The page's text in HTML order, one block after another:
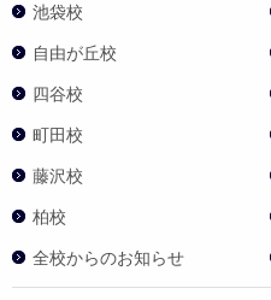
池袋校
自由が丘校
四谷校
町田校
藤沢校
柏校
全校からのお知らせ